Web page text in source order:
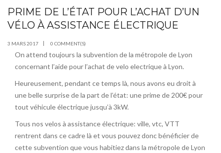
MAR
03
PRIME DE L’ÉTAT POUR L’ACHAT D’UN
VÉLO À ASSISTANCE ÉLECTRIQUE
3 MARS 2017 0 COMMENT(S)
On attend toujours la subvention de la métropole de Lyon
concernant l’aide pour l’achat de velo electrique à Lyon.
Heureusement, pendant ce temps là, nous avons eu droit à
une belle surprise de la part de l’état: une prime de 200€ pour
tout véhicule électrique jusqu’à 3kW.
Tous nos velos à assistance électrique: ville, vtc, VTT
rentrent dans ce cadre là et vous pouvez donc bénéficier de
cette subvention que vous habitiez dans la métropole de Lyon